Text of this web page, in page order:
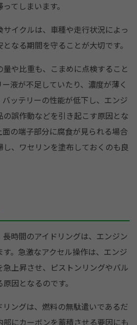
てしまいます。
サイクルは、車種や走行状況によっ
なる期間を守ることが大切です。
量や比重も、こまめに点検すること
液が不足していたり、濃度が薄く
ッテリーの性能が低下し、エンジ
の誤作動などを引き起こす原因とな
面の端子部分に腐食が見られる場合
、ワセリンを塗布しておくのも良
時間のアイドリングは、エンジン
。急激なアクセル操作は、エンジ
急上昇させ、ピストンリングやバル
因となるのです。
リングは、燃料の無駄遣いであるだ
にカーボンを蓄積させる要因にも